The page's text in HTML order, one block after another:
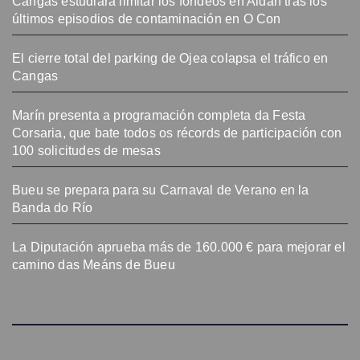
últimos episodios de contaminación en O Con
El cierre total del parking de Ojea colapsa el tráfico en
Cangas
Marín presenta a programación completa da Festa
Corsaria, que bate todos os récords de participación con
100 solicitudes de mesas
Bueu se prepara para su Carnaval de Verano en la
Banda do Río
La Diputación aprueba más de 160.000 € para mejorar el
camino das Meáns de Bueu